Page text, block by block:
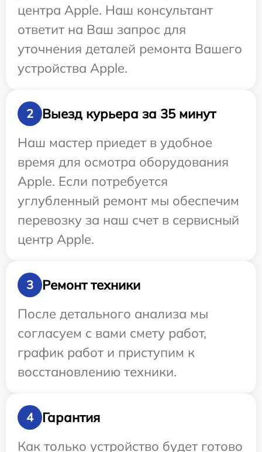
центра Apple. Наш консультант
ответит на Ваш запрос для
уточнения деталей ремонта Вашего
устройства Apple.
2
Выезд курьера за 35 минут
Наш мастер приедет в удобное
время для осмотра оборудования
Apple. Если потребуется
углубленный ремонт мы обеспечим
перевозку за наш счет в сервисный
центр Apple.
3
Ремонт техники
После детального анализа мы
согласуем с вами смету работ,
график работ и приступим к
восстановлению техники.
4
Гарантия
Как только устройство будет готово